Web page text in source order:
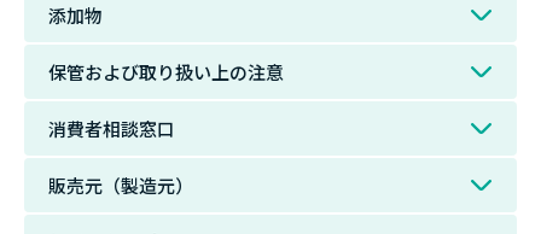
添加物
保管および取り扱い上の注意
消費者相談窓口
販売元（製造元）